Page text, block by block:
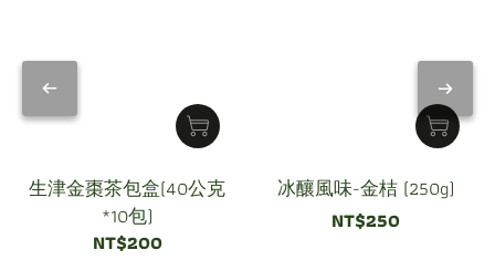
生津金棗茶包盒(40公克
*10包)
NT$200
冰釀風味-金桔 (250g)
NT$250